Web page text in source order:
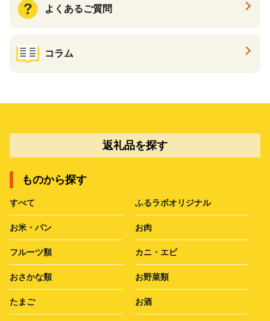
よくあるご質問
コラム
返礼品を探す
ものから探す
すべて ふるラボオリジナル
お米・パン お肉
フルーツ類 カニ・エビ
おさかな類 お野菜類
たまご お酒